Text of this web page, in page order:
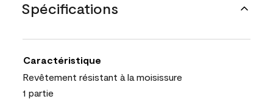
Spécifications
Caractéristique
Revêtement résistant à la moisissure
1 partie